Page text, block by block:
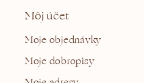
Môj účet
Moje objednávky
Moje dobropisy